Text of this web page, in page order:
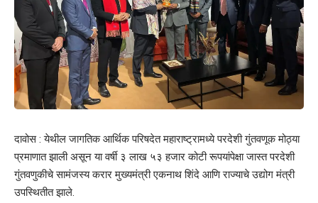
दावोस : येथील जागतिक आर्थिक परिषदेत महाराष्ट्रामध्ये परदेशी गुंतवणूक मोठ्या
प्रमाणात झाली असून या वर्षी ३ लाख ५३ हजार कोटी रूपयांपेक्षा जास्त परदेशी
गुंतवणुकीचे सामंजस्य करार मुख्यमंत्री एकनाथ शिंदे आणि राज्याचे उद्योग मंत्री
उपस्थितीत झाले.